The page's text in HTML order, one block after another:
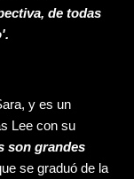
de todas
y es un
Lee con su
son grandes
se graduó de la